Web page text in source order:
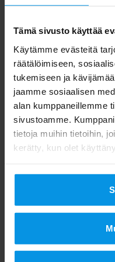
Tämä sivusto käyttää
Käytämme evästeitä
räätälöimiseen,
tukemiseen ja
jaamme sosiaalisen
alan kumppaneillemme
sivustoamme.
tietoja muihin tietoihin,
kerätty, kun olet
välittävä MTV
kanavat. MTV
Suomen
yhteistyössä
on osa Telia
Pohjoismaiden
näyttää tietä koko
kehitykselle.
Digita on